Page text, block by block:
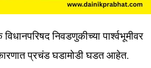
निवडणुकीच्या पार्श्वभूमीवर
प्रचंड घडामोडी घडत आहेत.